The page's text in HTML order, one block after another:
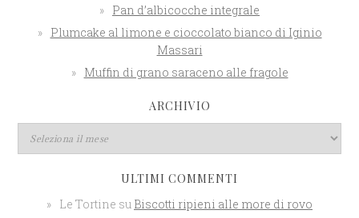
Pan d’albicocche integrale
Plumcake al limone e cioccolato bianco di Iginio
Massari
Muffin di grano saraceno alle fragole
ARCHIVIO
ULTIMI COMMENTI
Le Tortine su Biscotti ripieni alle more di rovo